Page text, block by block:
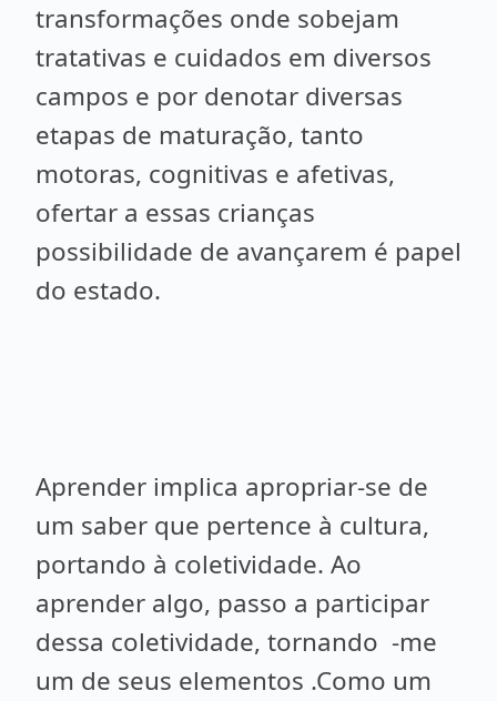
transformações onde sobejam
tratativas e cuidados em diversos
campos e por denotar diversas
etapas de maturação, tanto
motoras, cognitivas e afetivas,
ofertar a essas crianças
possibilidade de avançarem é papel
do estado.
Aprender implica apropriar-se de
um saber que pertence à cultura,
portando à coletividade. Ao
aprender algo, passo a participar
dessa coletividade, tornando -me
um de seus elementos .Como um